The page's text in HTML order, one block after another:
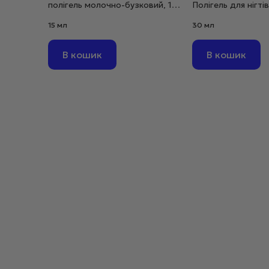
полігель молочно-бузковий, 15
15 мл
В кошик
Полігель для
30 мл
В кошик